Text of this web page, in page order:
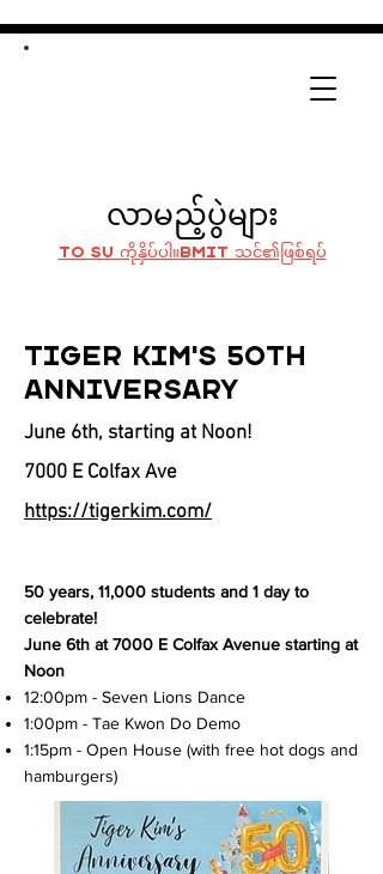
လာမည့်ပွဲများ
To Su ကိုနှိပ်ပါ။ bmit သင်၏ဖြစ်ရပ်
Tiger Kim's 50th
Anniversary
June 6th, starting at Noon!
7000 E Colfax Ave
https://tigerkim.com/
50 years, 11,000 students and 1 day to
celebrate!
June 6th at 7000 E Colfax Avenue starting at
Noon
12:00pm - Seven Lions Dance
1:00pm - Tae Kwon Do Demo
1:15pm - Open House (with free hot dogs and
hamburgers)